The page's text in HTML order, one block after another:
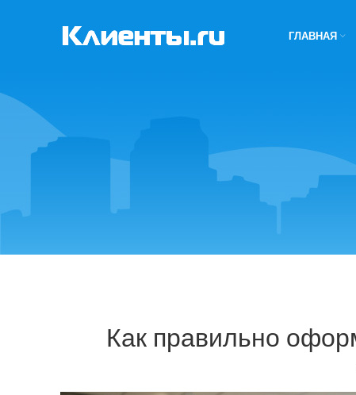
ГЛАВНАЯ
Как правильно